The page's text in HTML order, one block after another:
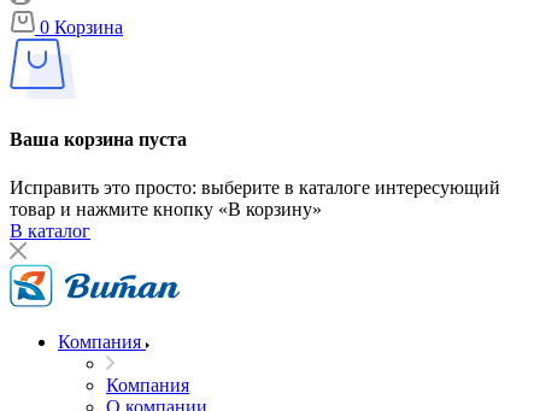
0 Корзина
Ваша корзина пуста
Исправить это просто: выберите в каталоге интересующий
товар и нажмите кнопку «В корзину»
В каталог
Компания
Компания
О компании